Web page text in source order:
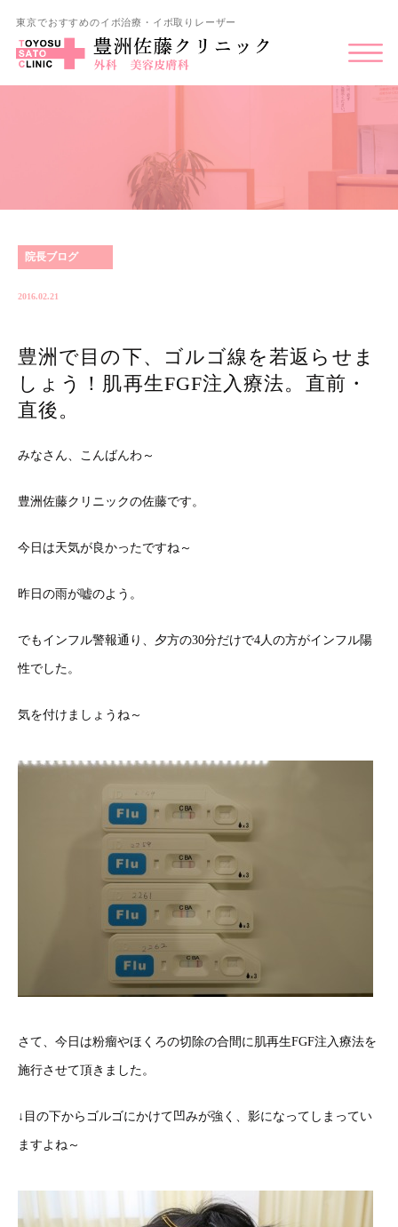
東京でおすすめのイボ治療・イボ取りレーザー
院長ブログ
2016.02.21
豊洲で目の下、ゴルゴ線を若返らせま
しょう！肌再生FGF注入療法。直前・
直後。
みなさん、こんばんわ～
豊洲佐藤クリニックの佐藤です。
今日は天気が良かったですね～
昨日の雨が嘘のよう。
でもインフル警報通り、夕方の30分だけで4人の方がインフル陽
性でした。
気を付けましょうね～
さて、今日は粉瘤やほくろの切除の合間に肌再生FGF注入療法を
施行させて頂きました。
↓目の下からゴルゴにかけて凹みが強く、影になってしまってい
ますよね～